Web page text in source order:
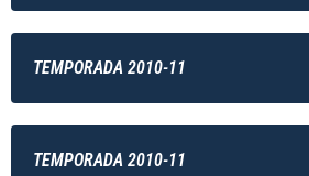
TEMPORADA 2010-11
TEMPORADA 2010-11